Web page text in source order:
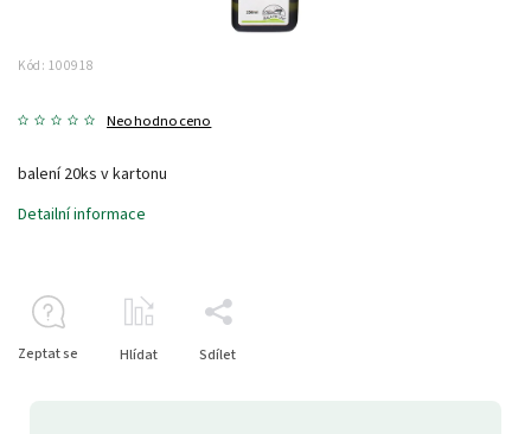
Kód: 100918
Neohodnoceno
balení 20ks v kartonu
Detailní informace
Zeptat se Hlídat Sdílet